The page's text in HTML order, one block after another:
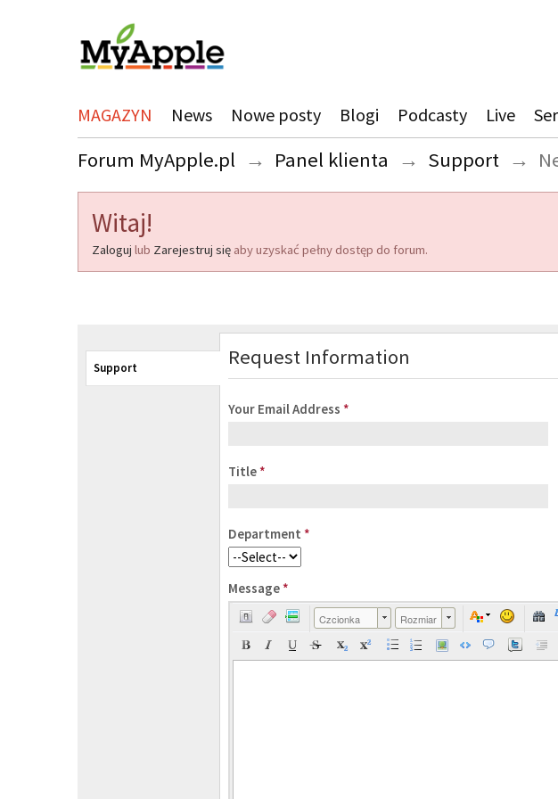
MAGAZYN News Nowe posty Blogi Podcasty Live
Forum MyApple.pl → Panel klienta → Support →
Witaj!
Zaloguj lub Zarejestruj się aby uzyskać pełny dostęp do forum.
Support Request Information
Your Email Address *
Title *
Department *
Message *
Czcionka Rozmiar